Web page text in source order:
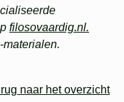
filosovaardig.nl.
naar het overzicht